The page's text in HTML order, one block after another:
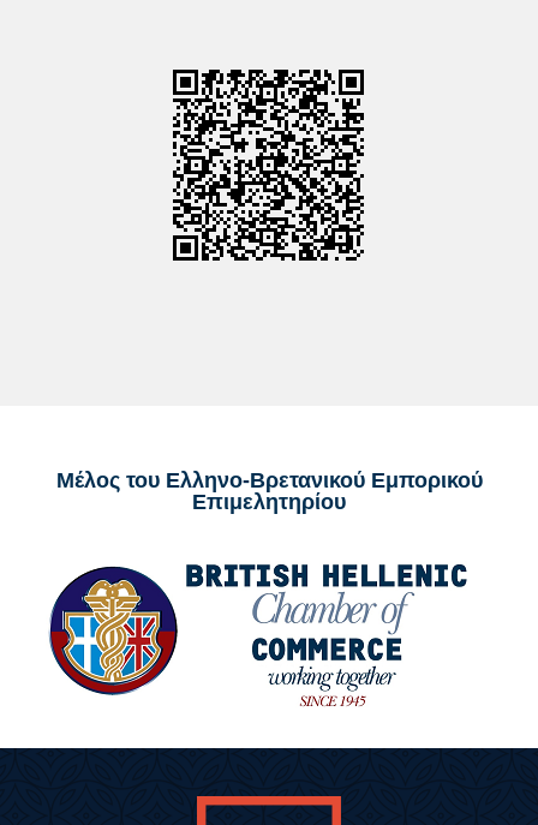
Μέλος του Ελληνο-Βρετανικού Εμπορικού
Επιμελητηρίου